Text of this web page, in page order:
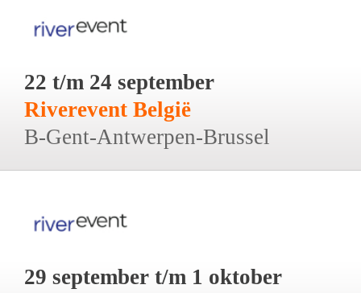
22 t/m 24 september
Riverevent België
B-Gent-Antwerpen-Brussel
29 september t/m 1 oktober